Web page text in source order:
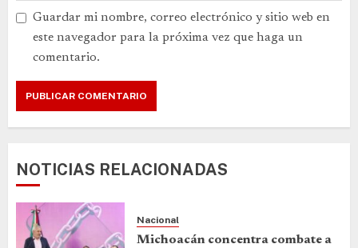
Guardar mi nombre, correo electrónico y sitio web en
este navegador para la próxima vez que haga un
comentario.
NOTICIAS RELACIONADAS
Nacional
Michoacán concentra combate a